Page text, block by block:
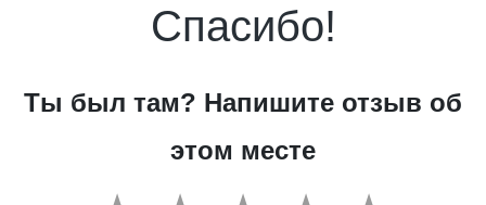
Спасибо!
Ты был там? Напишите отзыв об
этом месте